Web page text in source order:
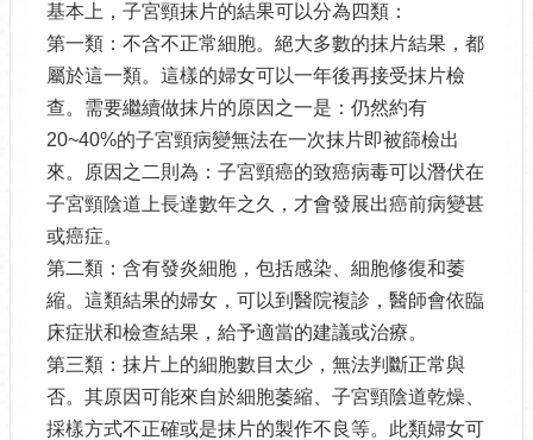
基本上，子宮頸抹片的結果可以分為四類：
第一類：不含不正常細胞。絕大多數的抹片結果，都
屬於這一類。這樣的婦女可以一年後再接受抹片檢
查。需要繼續做抹片的原因之一是：仍然約有
20~40%的子宮頸病變無法在一次抹片即被篩檢出
來。原因之二則為：子宮頸癌的致癌病毒可以潛伏在
子宮頸陰道上長達數年之久，才會發展出癌前病變甚
或癌症。
第二類：含有發炎細胞，包括感染、細胞修復和萎
縮。這類結果的婦女，可以到醫院複診，醫師會依臨
床症狀和檢查結果，給予適當的建議或治療。
第三類：抹片上的細胞數目太少，無法判斷正常與
否。其原因可能來自於細胞萎縮、子宮頸陰道乾燥、
採樣方式不正確或是抹片的製作不良等。此類婦女可